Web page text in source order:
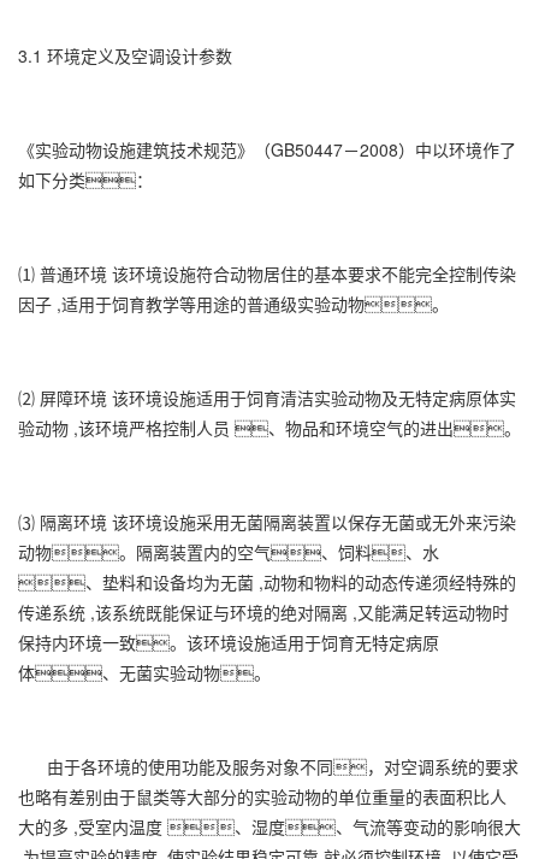
3.1 环境定义及空调设计参数
《实验动物设施建筑技术规范》（GB50447－2008）中以环境作了
如下分类：
⑴ 普通环境 该环境设施符合动物居住的基本要求不能完全控制传染
因子 ,适用于饲育教学等用途的普通级实验动物。
⑵ 屏障环境 该环境设施适用于饲育清洁实验动物及无特定病原体实
验动物 ,该环境严格控制人员 、物品和环境空气的进出。
⑶ 隔离环境 该环境设施采用无菌隔离装置以保存无菌或无外来污染
动物。隔离装置内的空气、饲料、水
、垫料和设备均为无菌 ,动物和物料的动态传递须经特殊的
传递系统 ,该系统既能保证与环境的绝对隔离 ,又能满足转运动物时
保持内环境一致。该环境设施适用于饲育无特定病原
体、无菌实验动物。
由于各环境的使用功能及服务对象不同，对空调系统的要求
也略有差别由于鼠类等大部分的实验动物的单位重量的表面积比人
大的多 ,受室内温度 、湿度、气流等变动的影响很大